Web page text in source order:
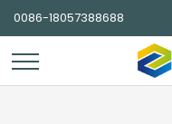
0086-18057388688